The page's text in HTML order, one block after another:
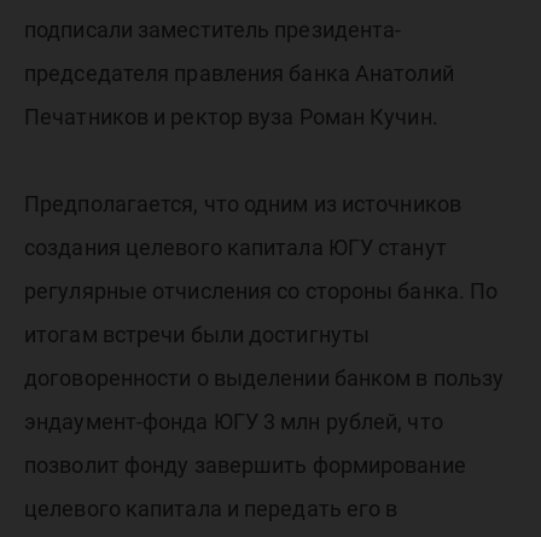
подписали заместитель президента-
председателя правления банка Анатолий
Печатников и ректор вуза Роман Кучин.
Предполагается, что одним из источников
создания целевого капитала ЮГУ станут
регулярные отчисления со стороны банка. По
итогам встречи были достигнуты
договоренности о выделении банком в пользу
эндаумент-фонда ЮГУ 3 млн рублей, что
позволит фонду завершить формирование
целевого капитала и передать его в